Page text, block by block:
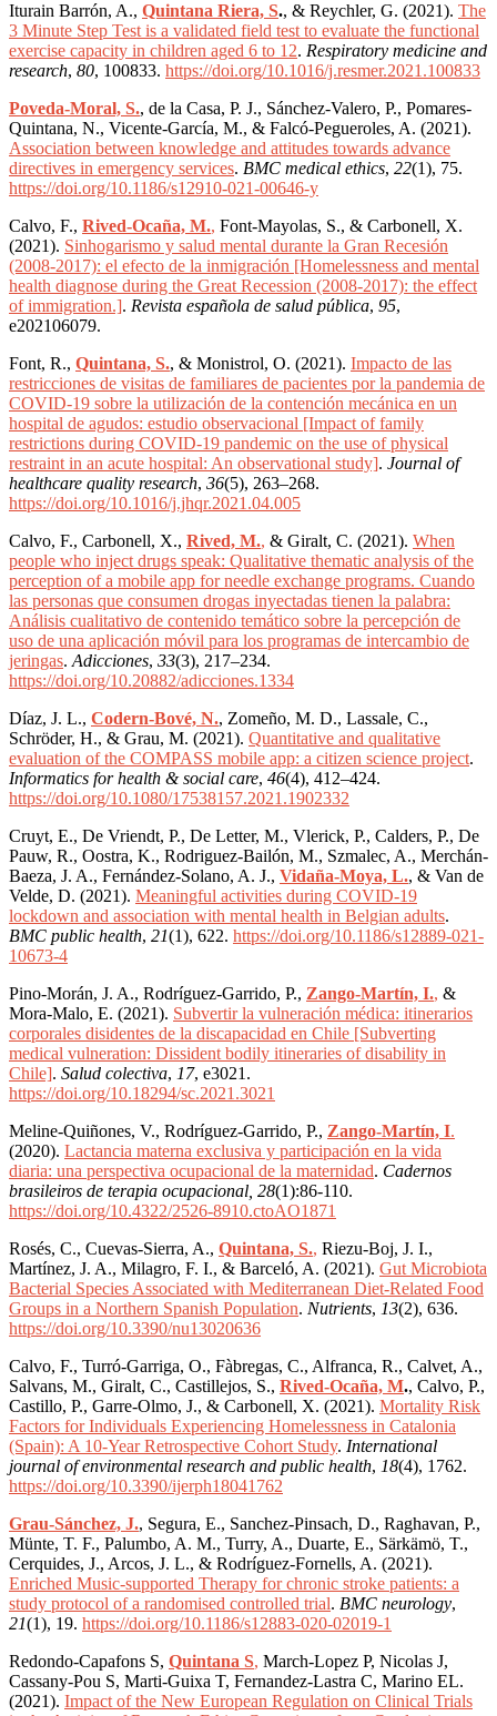
Iturain Barrón, A., Quintana Riera, S., & Reychler, G. (2021). The
3 Minute Step Test is a validated field test to evaluate the functional
exercise capacity in children aged 6 to 12. Respiratory medicine and
research, 80, 100833. https://doi.org/10.1016/j.resmer.2021.100833
Poveda-Moral, S., de la Casa, P. J., Sánchez-Valero, P., Pomares-
Quintana, N., Vicente-García, M., & Falcó-Pegueroles, A. (2021).
Association between knowledge and attitudes towards advance
directives in emergency services. BMC medical ethics, 22(1), 75.
https://doi.org/10.1186/s12910-021-00646-y
Calvo, F., Rived-Ocaña, M., Font-Mayolas, S., & Carbonell, X.
(2021). Sinhogarismo y salud mental durante la Gran Recesión
(2008-2017): el efecto de la inmigración [Homelessness and mental
health diagnose during the Great Recession (2008-2017): the effect
of immigration.]. Revista española de salud pública, 95,
e202106079.
Font, R., Quintana, S., & Monistrol, O. (2021). Impacto de las
restricciones de visitas de familiares de pacientes por la pandemia de
COVID-19 sobre la utilización de la contención mecánica en un
hospital de agudos: estudio observacional [Impact of family
restrictions during COVID-19 pandemic on the use of physical
restraint in an acute hospital: An observational study]. Journal of
healthcare quality research, 36(5), 263–268.
https://doi.org/10.1016/j.jhqr.2021.04.005
Calvo, F., Carbonell, X., Rived, M., & Giralt, C. (2021). When
people who inject drugs speak: Qualitative thematic analysis of the
perception of a mobile app for needle exchange programs. Cuando
las personas que consumen drogas inyectadas tienen la palabra:
Análisis cualitativo de contenido temático sobre la percepción de
uso de una aplicación móvil para los programas de intercambio de
jeringas.Adicciones, 33(3), 217–234.
https://doi.org/10.20882/adicciones.1334
Díaz, J. L., Codern-Bové, N., Zomeño, M. D., Lassale, C.,
Schröder, H., & Grau, M. (2021). Quantitative and qualitative
evaluation of the COMPASS mobile app: a citizen science project.
Informatics for health & social care, 46(4), 412–424.
https://doi.org/10.1080/17538157.2021.1902332
Cruyt, E., De Vriendt, P., De Letter, M., Vlerick, P., Calders, P., De
Pauw, R., Oostra, K., Rodriguez-Bailón, M., Szmalec, A., Merchán-
Baeza, J. A., Fernández-Solano, A. J., Vidaña-Moya, L., & Van de
Velde, D. (2021). Meaningful activities during COVID-19
lockdown and association with mental health in Belgian adults.
BMC public health, 21(1), 622. https://doi.org/10.1186/s12889-021-
10673-4
Pino-Morán, J. A., Rodríguez-Garrido, P., Zango-Martín, I., &
Mora-Malo, E. (2021). Subvertir la vulneración médica: itinerarios
corporales disidentes de la discapacidad en Chile [Subverting
medical vulneration: Dissident bodily itineraries of disability in
Chile]. Salud colectiva, 17, e3021.
https://doi.org/10.18294/sc.2021.3021
Meline-Quiñones, V., Rodríguez-Garrido, P., Zango-Martín, I.
(2020). Lactancia materna exclusiva y participación en la vida
diaria: una perspectiva ocupacional de la maternidad. Cadernos
brasileiros de terapia ocupacional, 28(1):86-110.
https://doi.org/10.4322/2526-8910.ctoAO1871
Rosés, C., Cuevas-Sierra, A., Quintana, S., Riezu-Boj, J. I.,
Martínez, J. A., Milagro, F. I., & Barceló, A. (2021). Gut Microbiota
Bacterial Species Associated with Mediterranean Diet-Related Food
Groups in a Northern Spanish Population. Nutrients, 13(2), 636.
https://doi.org/10.3390/nu13020636
Calvo, F., Turró-Garriga, O., Fàbregas, C., Alfranca, R., Calvet, A.,
Salvans, M., Giralt, C., Castillejos, S., Rived-Ocaña, M., Calvo, P.,
Castillo, P., Garre-Olmo, J., & Carbonell, X. (2021). Mortality Risk
Factors for Individuals Experiencing Homelessness in Catalonia
(Spain): A 10-Year Retrospective Cohort Study. International
journal of environmental research and public health, 18(4), 1762.
https://doi.org/10.3390/ijerph18041762
Grau-Sánchez, J., Segura, E., Sanchez-Pinsach, D., Raghavan, P.,
Münte, T. F., Palumbo, A. M., Turry, A., Duarte, E., Särkämö, T.,
Cerquides, J., Arcos, J. L., & Rodríguez-Fornells, A. (2021).
Enriched Music-supported Therapy for chronic stroke patients: a
study protocol of a randomised controlled trial. BMC neurology,
21(1), 19. https://doi.org/10.1186/s12883-020-02019-1
Redondo-Capafons S, Quintana S, March-Lopez P, Nicolas J,
Cassany-Pou S, Marti-Guixa T, Fernandez-Lastra C, Marino EL.
(2021). Impact of the New European Regulation on Clinical Trials